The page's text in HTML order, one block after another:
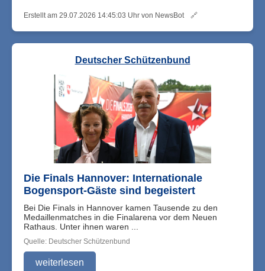
Erstellt am 29.07.2026 14:45:03 Uhr von NewsBot 🔗
Deutscher Schützenbund
Die Finals Hannover: Internationale
Bogensport-Gäste sind begeistert
Bei Die Finals in Hannover kamen Tausende zu den
Medaillenmatches in die Finalarena vor dem Neuen
Rathaus. Unter ihnen waren ...
Quelle: Deutscher Schützenbund
weiterlesen